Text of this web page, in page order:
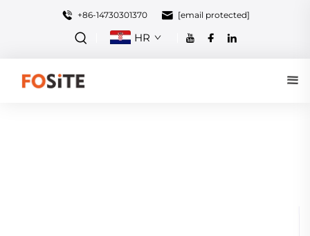
+86-14730301370 [email protected]
HR